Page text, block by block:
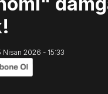
Nisan 2026 - 15:33